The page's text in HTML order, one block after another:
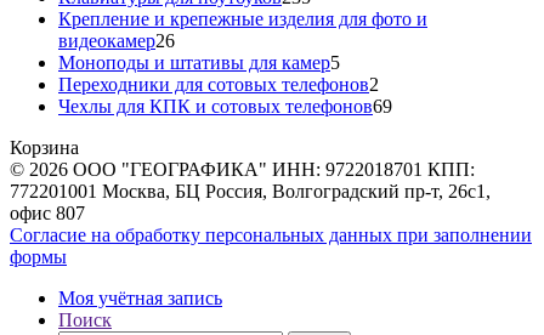
товаров
Крепление и крепежные изделия для фото и
видеокамер2626
товаров
Моноподы и штативы для камер55
товаров
Переходники для сотовых телефонов2
товара
Чехлы для КПК и сотовых телефонов6969
Корзина
© 2026 ООО "ГЕОГРАФИКА" ИНН: 9722018701 КПП:
772201001 Москва, БЦ Россия, Волгоградский пр-т, 26с1,
офис 807
Согласие на обработку персональных данных при заполнении
формы
Моя учётная запись
Поиск